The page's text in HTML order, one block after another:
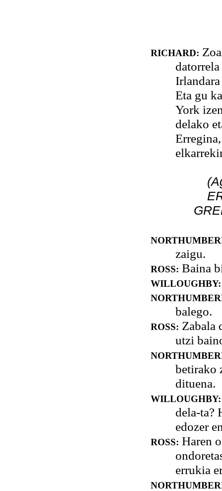
RICHARD:
Eta gu
York
delako
zaigu.
ROSS: Baina
WILLOUGHBY:
balego.
ROSS: Zabala
utzi
betirako
dituena.
WILLOUGHBY:
dela-ta?
edozer
ROSS: Haren
errukia